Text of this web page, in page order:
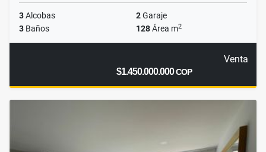
3Alcobas 2Garaje
3 Baños 128Área m2
Venta
$1.450.000.000COP